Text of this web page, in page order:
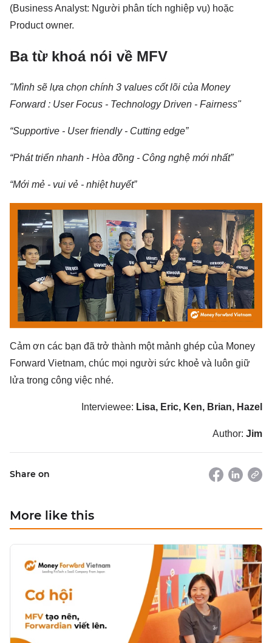
Share on
(Business Analyst: Người phân tích nghiệp vụ) hoặc
Product owner.
Ba từ khoá nói về MFV
"Mình sẽ lựa chọn chính 3 values cốt lõi của Money
Forward : User Focus - Technology Driven - Fairness"
“Supportive - User friendly - Cutting edge”
“Phát triển nhanh - Hòa đồng - Công nghệ mới nhất”
“Mới mẻ - vui vẻ - nhiệt huyết”
Cảm ơn các bạn đã trở thành một mảnh ghép của Money
Forward Vietnam, chúc mọi người sức khoẻ và luôn giữ
lửa trong công việc nhé.
Interviewee: Lisa, Eric, Ken, Brian, Hazel
Author: Jim
More like this